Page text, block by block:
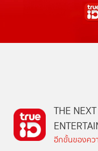
THE
อีกขั้นของคว